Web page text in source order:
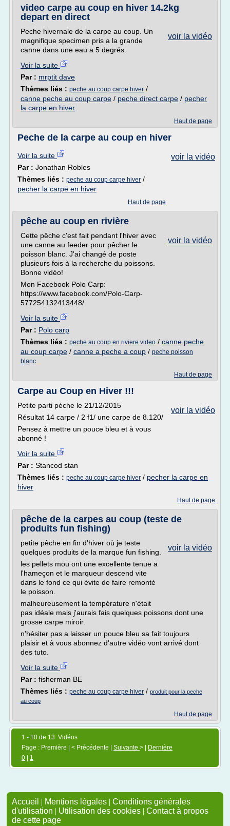
video carpe au coup en hiver 14.2kg
depart en direct
voir la vidéo
Peche hivernale de la carpe au coup. Un
magnifique specimen pris a la grande
canne dans une eau a 5 degrés.
Voir la suite
Par : mrptit dave
Thèmes liés : peche au coup carpe hiver /
canne peche au coup carpe / peche direct carpe / pecher
la carpe en hiver
Haut de page
Peche de la carpe au coup en hiver
voir la vidéo
Voir la suite
Par : Jonathan Robles
Thèmes liés : peche au coup carpe hiver /
pecher la carpe en hiver
Haut de page
pêche au coup en rivière
voir la vidéo
Cette pêche c'est fait pendant l'hiver avec
une canne au feeder pour pêcher le
poisson blanc. J'ai changé de poste
plusieurs fois à la recherche du poissons.
Bonne vidéo!
Mon Facebook Polo Carp:
https://www.facebook.com/Polo-Carp-
577254132413448/
Voir la suite
Par : Polo carp
Thèmes liés : peche au coup en riviere video / canne peche
au coup carpe / canne a peche a coup / peche poisson
blanc
Haut de page
Carpe au Coup en Hiver !!!
voir la vidéo
Petite parti pèche le 21/12/2015
Résultat 14 carpe / 2 f1/ une carpe de 8.120/
Pensez à mettre un pouce bleu et à vous
abonné !
Voir la suite
Par : Stancod stan
Thèmes liés : peche au coup carpe hiver / pecher la carpe en
hiver
Haut de page
pêche de la carpes au coup (teste de
produits fun fishing)
voir la vidéo
petite pêche en fin d'hiver où je teste
quelques produits de la marque fun fishing.
les pellets mou ont une excellente tenue a
l'hameçon et le marqueur descend vite
dans le fond ce qui évite de faire remonté
le poisson.
malheureusement la température n'était
pas idéale mais j'aurais fais quelques poissons dont une
grosse carpe miroir.
n'hésiter pas a laisser un pouce bleu sa fait toujours
plaisir et à vous abonnez d'autre vidéo vont arrivé dont
des tuto.
Voir la suite
Par : fisherman BE
Thèmes liés : peche au coup carpe hiver / produit pour la peche
au coup
Haut de page
1 - 10 de 13 Vidéos
Page : Première | < Précédente | Suivante > |
Dernière
0
1
Accueil | Mentions légales | Conditions générales
d'utilisation | Utilisation des cookies | Contact à propos
de cette page